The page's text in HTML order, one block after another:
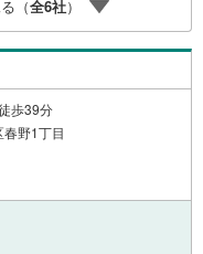
々の場所から家族みんな
談下さい～営業時間～9:3
お電話でのお問合せがス
さい
（全6社）
歩39分
野1丁目